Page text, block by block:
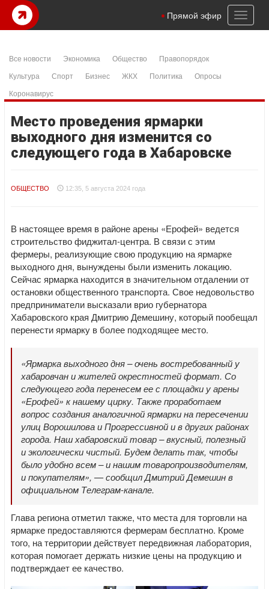
Toggle
Прямой эфир
Все новости Экономика Общество
Правопорядок
Культура
Спорт Бизнес ЖКХ Политика
Опросы
Коронавирус
Место проведения ярмарки
выходного дня изменится со
следующего года в Хабаровске
ОБЩЕСТВО 12:35, 5 августа 2024 года
В настоящее время в районе арены «Ерофей» ведется
строительство фиджитал-центра. В связи с этим
фермеры, реализующие свою продукцию на ярмарке
выходного дня, вынуждены были изменить локацию.
Сейчас ярмарка находится в значительном отдалении от
остановки общественного транспорта. Свое недовольство
предприниматели высказали врио губернатора
Хабаровского края Дмитрию Демешину, который пообещал
перенести ярмарку в более подходящее место.
«Ярмарка выходного дня – очень востребованный у
хабаровчан и жителей окрестностей формат. Со
следующего года перенесем ее с площадки у арены
«Ерофей» к нашему цирку. Также проработаем
вопрос создания аналогичной ярмарки на пересечении
улиц Ворошилова и Прогрессивной и в других районах
города. Наш хабаровский товар – вкусный, полезный
и экологически чистый. Будем делать так, чтобы
было удобно всем – и нашим товаропроизводителям,
и покупателям», — сообщил Дмитрий Демешин в
официальном Телеграм-канале.
Глава региона отметил также, что места для торговли на
ярмарке предоставляются фермерам бесплатно. Кроме
того, на территории действует передвижная лаборатория,
которая помогает держать низкие цены на продукцию и
подтверждает ее качество.